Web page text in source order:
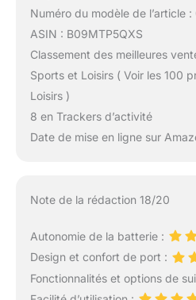
Numéro du modèle de l’article
ASIN : B09MTP5QXS
Classement des meilleures
Sports et Loisirs ( Voir les 100
Loisirs )
8 en Trackers d’activité
Date de mise en ligne sur
Note de la rédaction 18/20
Autonomie de la batterie :
Design et confort de port :
Fonctionnalités et options de